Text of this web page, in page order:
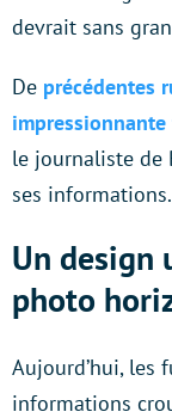
devrait sans
De précédentes
impressionnante
le journaliste de
ses informations.
Un design
photo
Aujourd’hui, les
informations